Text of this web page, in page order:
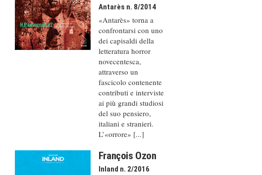
Antarès n. 8/2014
«Antarès» torna a
confrontarsi con uno
dei capisaldi della
letteratura horror
novecentesca,
attraverso un
fascicolo contenente
contributi e interviste
ai più grandi studiosi
del suo pensiero,
italiani e stranieri.
L’«orrore» [...]
François Ozon
Inland n. 2/2016